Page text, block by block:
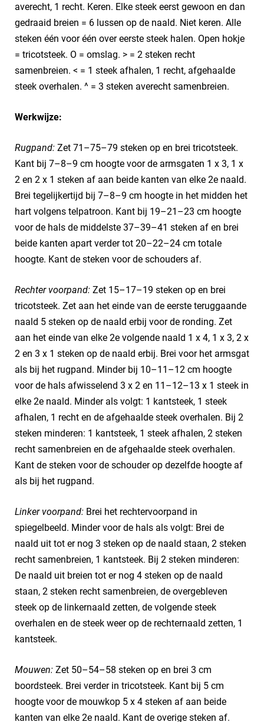
averecht, 1 recht. Keren. Elke steek eerst gewoon en dan
gedraaid breien = 6 lussen op de naald. Niet keren. Alle
steken één voor één over eerste steek halen. Open hokje
= tricotsteek. O = omslag. > = 2 steken recht
samenbreien. < = 1 steek afhalen, 1 recht, afgehaalde
steek overhalen. ^ = 3 steken averecht samenbreien.
Werkwijze:
Rugpand: Zet 71–75–79 steken op en brei tricotsteek.
Kant bij 7–8–9 cm hoogte voor de armsgaten 1 x 3, 1 x
2 en 2 x 1 steken af aan beide kanten van elke 2e naald.
Brei tegelijkertijd bij 7–8–9 cm hoogte in het midden het
hart volgens telpatroon. Kant bij 19–21–23 cm hoogte
voor de hals de middelste 37–39–41 steken af en brei
beide kanten apart verder tot 20–22–24 cm totale
hoogte. Kant de steken voor de schouders af.
Rechter voorpand: Zet 15–17–19 steken op en brei
tricotsteek. Zet aan het einde van de eerste teruggaande
naald 5 steken op de naald erbij voor de ronding. Zet
aan het einde van elke 2e volgende naald 1 x 4, 1 x 3, 2 x
2 en 3 x 1 steken op de naald erbij. Brei voor het armsgat
als bij het rugpand. Minder bij 10–11–12 cm hoogte
voor de hals afwisselend 3 x 2 en 11–12–13 x 1 steek in
elke 2e naald. Minder als volgt: 1 kantsteek, 1 steek
afhalen, 1 recht en de afgehaalde steek overhalen. Bij 2
steken minderen: 1 kantsteek, 1 steek afhalen, 2 steken
recht samenbreien en de afgehaalde steek overhalen.
Kant de steken voor de schouder op dezelfde hoogte af
als bij het rugpand.
Linker voorpand: Brei het rechtervoorpand in
spiegelbeeld. Minder voor de hals als volgt: Brei de
naald uit tot er nog 3 steken op de naald staan, 2 steken
recht samenbreien, 1 kantsteek. Bij 2 steken minderen:
De naald uit breien tot er nog 4 steken op de naald
staan, 2 steken recht samenbreien, de overgebleven
steek op de linkernaald zetten, de volgende steek
overhalen en de steek weer op de rechternaald zetten, 1
kantsteek.
Mouwen: Zet 50–54–58 steken op en brei 3 cm
boordsteek. Brei verder in tricotsteek. Kant bij 5 cm
hoogte voor de mouwkop 5 x 4 steken af aan beide
kanten van elke 2e naald. Kant de overige steken af.